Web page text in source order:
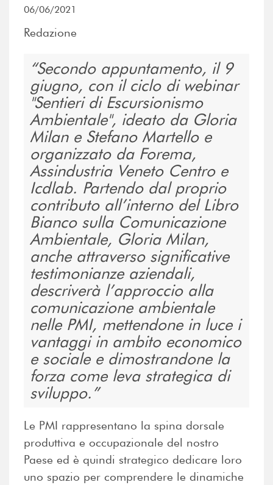
06/06/2021
Redazione
Secondo appuntamento, il 9
giugno, con il ciclo di webinar
"Sentieri di Escursionismo
Ambientale", ideato da Gloria
Milan e Stefano Martello e
organizzato da Forema,
Assindustria Veneto Centro e
Icdlab. Partendo dal proprio
contributo all’interno del Libro
Bianco sulla Comunicazione
Ambientale, Gloria Milan,
anche attraverso significative
testimonianze aziendali,
descriverà l’approccio alla
comunicazione ambientale
nelle PMI, mettendone in luce i
vantaggi in ambito economico
e sociale e dimostrandone la
forza come leva strategica di
sviluppo.
Le PMI rappresentano la spina dorsale
produttiva e occupazionale del nostro
Paese ed è quindi strategico dedicare loro
uno spazio per comprendere le dinamiche